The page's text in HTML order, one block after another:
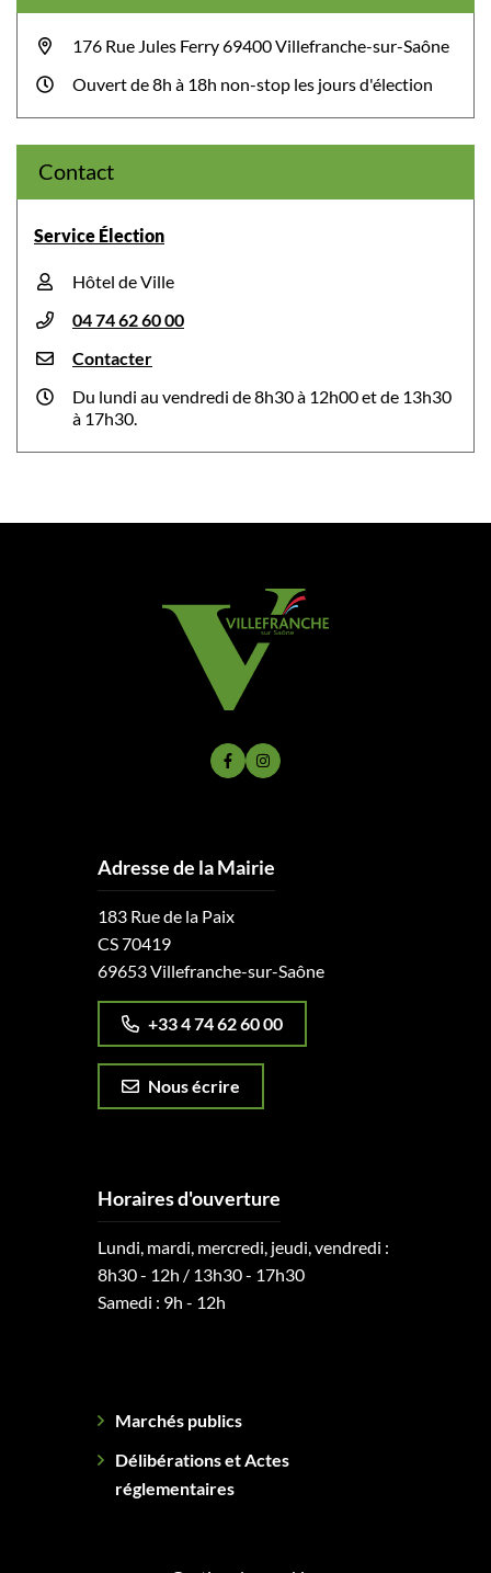
176 Rue Jules Ferry 69400 Villefranche-sur-Saône
Ouvert de 8h à 18h non-stop les jours d'élection
Contact
Service Élection
Hôtel de Ville
04 74 62 60 00
Contacter
Du lundi au vendredi de 8h30 à 12h00 et de 13h30
à 17h30.
Lien vers le compte Facebook
Lien vers le compte Instagram
Adresse de la Mairie
183 Rue de la Paix
CS 70419
69653 Villefranche-sur-Saône
+33 4 74 62 60 00
Nous écrire
Horaires d'ouverture
Lundi, mardi, mercredi, jeudi, vendredi :
8h30 - 12h / 13h30 - 17h30
Samedi : 9h - 12h
Marchés publics
Délibérations et Actes
réglementaires